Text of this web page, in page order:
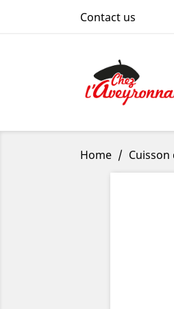
Contact us
Home Cuisson